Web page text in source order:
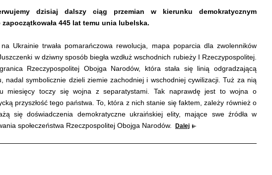
dzisiaj dalszy ciąg przemian w kierunku demokratycznym
445 lat temu unia lubelska.
Ukrainie trwała pomarańczowa rewolucja, mapa poparcia dla zwolenników
w dziwny sposób biegła wzdłuż wschodnich rubieży I Rzeczypospolitej.
Rzeczypospolitej Obojga Narodów, która stała się linią odgradzającą
nadal symbolicznie dzieli ziemie zachodniej i wschodniej cywilizacji. Tuż za nią
miesięcy toczy się wojna z separatystami. Tak naprawdę jest to wojna o
przyszłość tego państwa. To, która z nich stanie się faktem, zależy również o
się doświadczenia demokratyczne ukraińskiej elity, mające swe źródła w
społeczeństwa Rzeczpospolitej Obojga Narodów.
Dalej